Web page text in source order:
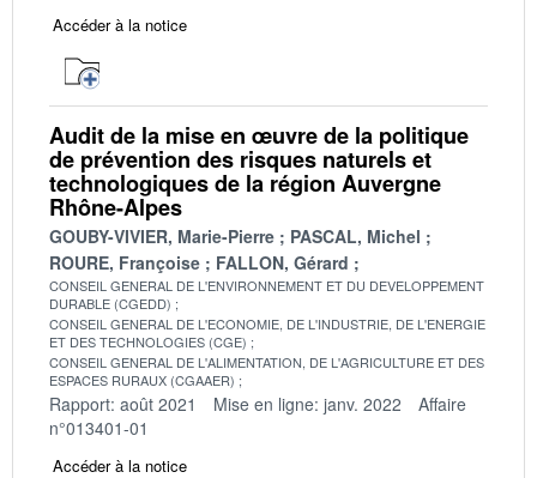
Accéder à la notice
Audit de la mise en œuvre de la politique
de prévention des risques naturels et
technologiques de la région Auvergne
Rhône-Alpes
GOUBY-VIVIER, Marie-Pierre
PASCAL, Michel
ROURE, Françoise
FALLON, Gérard
CONSEIL GENERAL DE L'ENVIRONNEMENT ET DU DEVELOPPEMENT
DURABLE (CGEDD)
CONSEIL GENERAL DE L'ECONOMIE, DE L'INDUSTRIE, DE L'ENERGIE
ET DES TECHNOLOGIES (CGE)
CONSEIL GENERAL DE L'ALIMENTATION, DE L'AGRICULTURE ET DES
ESPACES RURAUX (CGAAER)
Rapport: août 2021 Mise en ligne: janv. 2022
Affaire
n°013401-01
Accéder à la notice